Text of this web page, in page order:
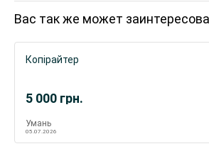
Вас так же может
5 000 грн.
Копірайтер
Умань
05.07.2026